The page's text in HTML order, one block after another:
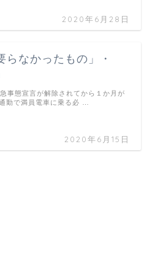
2020年6月28日
らなかったもの」・
2020年6月15日
事態宣言が解除されてから１か月が
勤で満員電車に乗る必 …